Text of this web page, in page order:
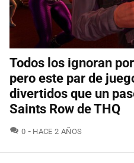
Todos los ignoran
pero este par de
divertidos que un
Saints Row de THQ
0 COMENTARIOS
HACE 2 AÑOS